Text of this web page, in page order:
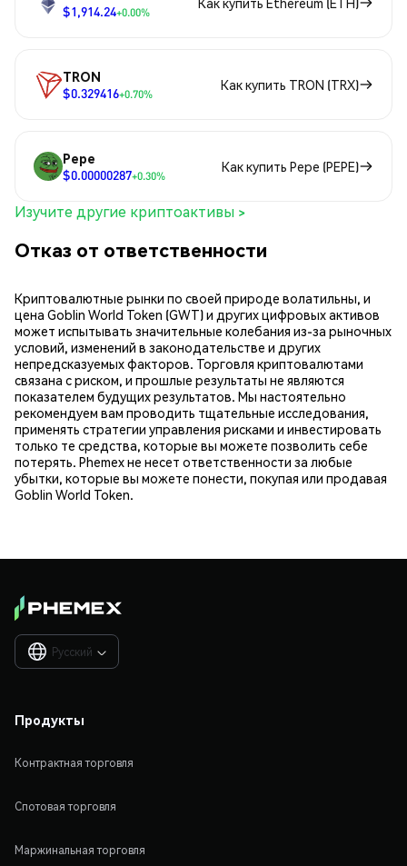
$1,914.24+0.00%
TRON
$0.329416+0.70%
Как купить TRON (TRX)
Pepe
$0.00000287+0.30%
Как купить Pepe (PEPE)
Изучите другие криптоактивы >
Отказ от ответственности
Криптовалютные рынки по своей природе волатильны, и
цена Goblin World Token (GWT) и других цифровых активов
может испытывать значительные колебания из-за рыночных
условий, изменений в законодательстве и других
непредсказуемых факторов. Торговля криптовалютами
связана с риском, и прошлые результаты не являются
показателем будущих результатов. Мы настоятельно
рекомендуем вам проводить тщательные исследования,
применять стратегии управления рисками и инвестировать
только те средства, которые вы можете позволить себе
потерять. Phemex не несет ответственности за любые
убытки, которые вы можете понести, покупая или продавая
Goblin World Token.
Русский 
Продукты
Контрактная торговля
Спотовая торговля
Маржинальная торговля